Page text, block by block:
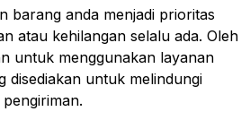
barang anda menjadi prioritas
atau kehilangan selalu ada. Oleh
untuk menggunakan layanan
disediakan untuk melindungi